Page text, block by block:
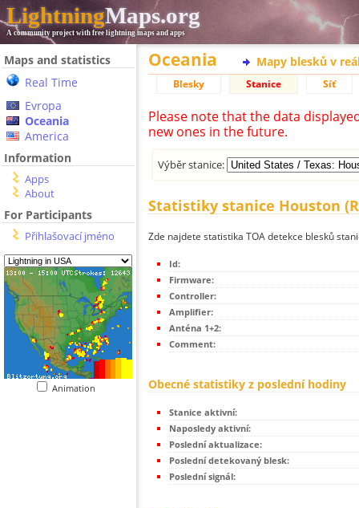
LightningMaps.org
A community project with free lightning maps and apps
Maps and statistics
Real Time
Evropa
Oceania
America
Information
Apps
About
For Participants
Přihlašovací jméno
Animation
Oceania Mapy blesků v
Blesky Stanice Síť
Please note that the data
new ones in the future.
Výběr stanice:
Statistiky stanice Houston
Zde najdete statistika TOA detekce blesků
Id:
Firmware:
Controller:
Amplifier:
Anténa 1+2:
Comment:
Obecné statistiky z poslední hodiny
Stanice aktivní:
Naposledy aktivní:
Poslední aktualizace:
Poslední detekovaný blesk:
Poslední signál: